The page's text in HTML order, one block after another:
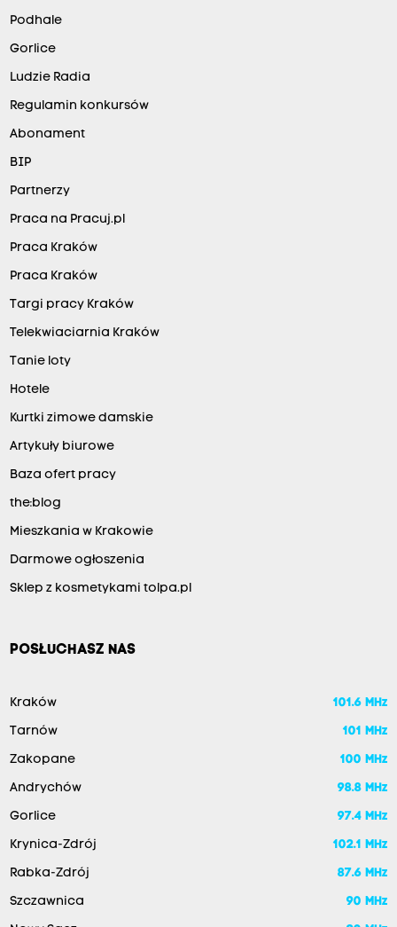
Podhale
Gorlice
Ludzie Radia
Regulamin konkursów
Abonament
BIP
Partnerzy
Praca na Pracuj.pl
Praca Kraków
Praca Kraków
Targi pracy Kraków
Telekwiaciarnia Kraków
Tanie loty
Hotele
Kurtki zimowe damskie
Artykuły biurowe
Baza ofert pracy
the:blog
Mieszkania w Krakowie
Darmowe ogłoszenia
Sklep z kosmetykami tolpa.pl
POSŁUCHASZ NAS
Kraków 101.6 MHz
Tarnów 101 MHz
Zakopane 100 MHz
Andrychów 98.8 MHz
Gorlice 97.4 MHz
Krynica-Zdrój 102.1 MHz
Rabka-Zdrój 87.6 MHz
Szczawnica 90 MHz